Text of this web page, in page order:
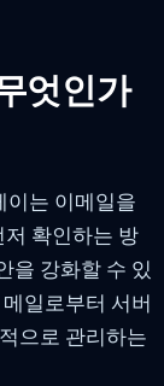
엇인가
이는 이메일을
확인하는 방
을 강화할 수 있
일로부터 서버
으로 관리하는